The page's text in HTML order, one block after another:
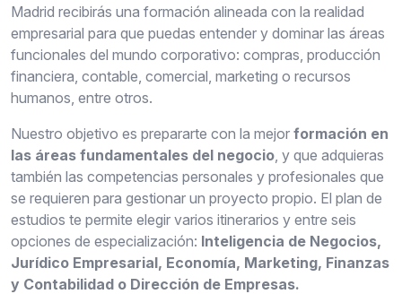
Madrid recibirás una formación alineada con la realidad
empresarial para que puedas entender y dominar las áreas
funcionales del mundo corporativo: compras, producción
financiera, contable, comercial, marketing o recursos
humanos, entre otros.
Nuestro objetivo es prepararte con la mejor formación en
las áreas fundamentales del negocio, y que adquieras
también las competencias personales y profesionales que
se requieren para gestionar un proyecto propio. El plan de
estudios te permite elegir varios itinerarios y entre seis
opciones de especialización: Inteligencia de Negocios,
Jurídico Empresarial, Economía, Marketing, Finanzas
y Contabilidad o Dirección de Empresas.